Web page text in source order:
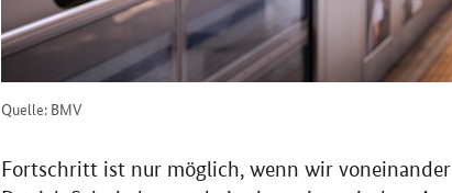
Quelle: BMV
Fortschritt ist nur möglich, wenn wir